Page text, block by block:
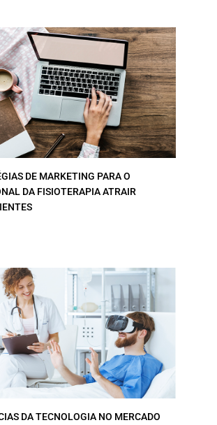
DE MARKETING PARA O
DA FISIOTERAPIA ATRAIR
DA TECNOLOGIA NO MERCADO